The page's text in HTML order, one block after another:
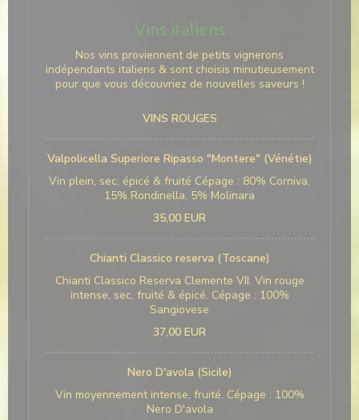
Vins italiens
Nos vins proviennent de petits vignerons
indépendants italiens & sont choisis minutieusement
pour que vous découvriez de nouvelles saveurs !
VINS ROUGES
Valpolicella Superiore Ripasso "Montere" (Vénétie)
Vin plein, sec, épicé & fruité Cépage : 80% Corniva,
15% Rondinella, 5% Molinara
35,00 EUR
Chianti Classico reserva (Toscane)
Chianti Classico Reserva Clemente VII. Vin rouge
intense, sec, fruité & épicé. Cépage : 100%
Sangiovese
37,00 EUR
Nero D'avola (Sicile)
Vin moyennement intense, fruité. Cépage : 100%
Nero D'avola